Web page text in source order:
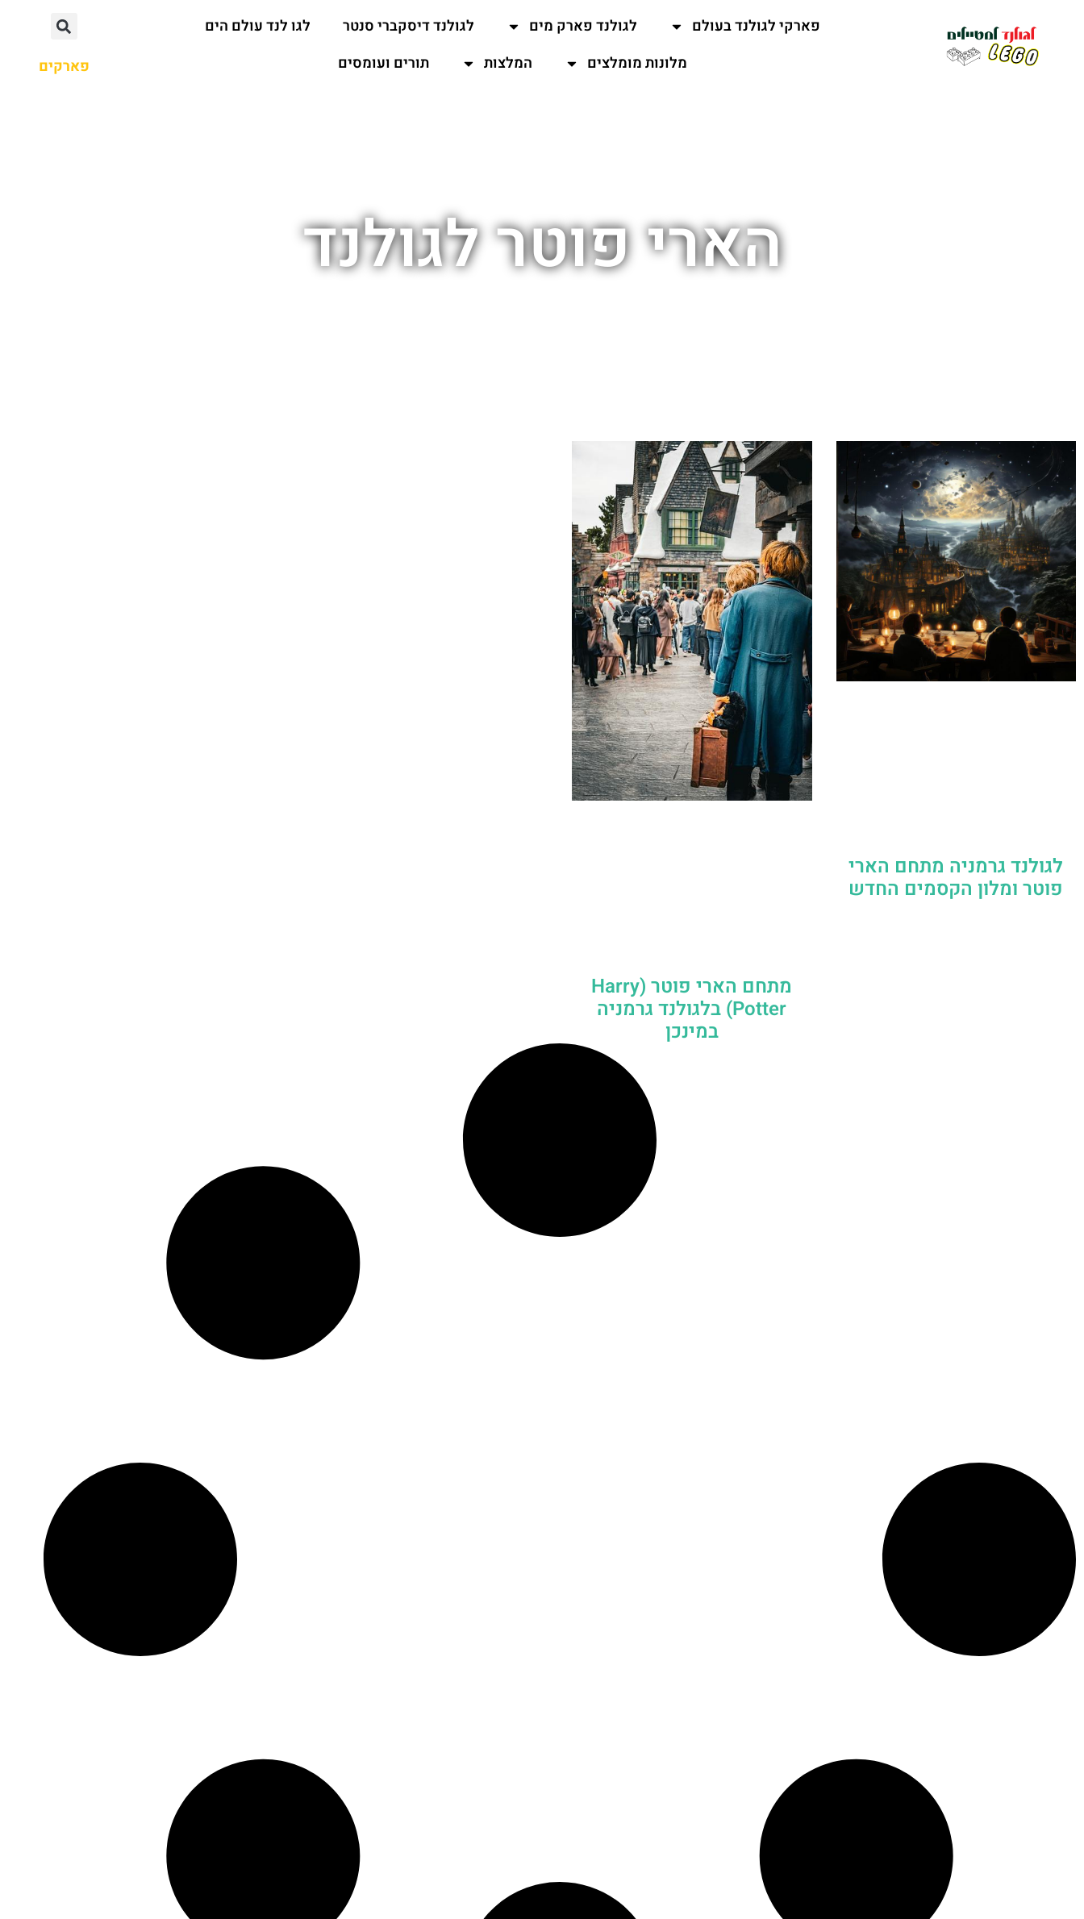
פארקי לגולנד בעולם לגולנד פארק מים לגולנד דיסקברי סנטר
לגו לנד עולם הים
מלונות מומלצים
המלצות תורים ועומסים פארקים
הארי פוטר לגולנד
לגולנד גרמניה מתחם הארי
פוטר ומלון הקסמים החדש
מתחם הארי פוטר (Harry
Potter) בלגולנד גרמניה
במינכן